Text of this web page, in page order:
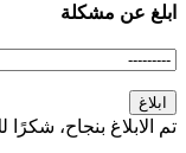
ابلغ عن مشكلة
ابلاغ
تم الابلاغ بنجاح، شكرًا